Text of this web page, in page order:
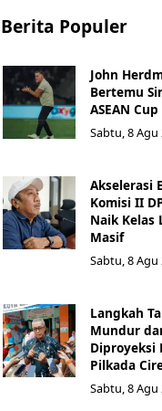
Berita Populer
John
Bertemu
ASEAN
Sabtu, 8 Agu
Akselerasi
Komisi II
Naik Kelas
Masif
Sabtu, 8 Agu
Langkah
Mundur
Diproyeksi
Pilkada
Sabtu, 8 Agu